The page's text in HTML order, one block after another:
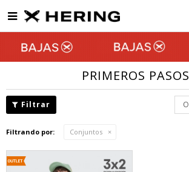

PRIMEROS PASOS
Filtrando por: Conjuntos